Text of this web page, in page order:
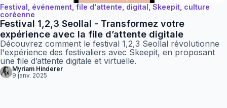
Festival, événement, file d'attente, digital, Skeepit, culture
coréenne
Festival 1,2,3 Seollal - Transformez votre
expérience avec la file d’attente digitale
Découvrez comment le festival 1,2,3 Seollal révolutionne
l'expérience des festivaliers avec Skeepit, en proposant
une file d’attente digitale et virtuelle.
Myriam Hinderer
9 janv. 2025